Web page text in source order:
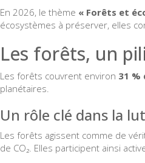
En 2026, le thème « Forêts et
écosystèmes à préserver, elles
Les forêts, un
Les forêts couvrent environ 31 %
planétaires.
Un rôle clé dans la
Les forêts agissent comme de
de CO₂. Elles participent ainsi